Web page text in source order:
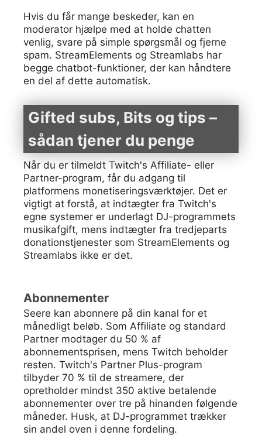
Hvis du får mange beskeder, kan en
moderator hjælpe med at holde chatten
venlig, svare på simple spørgsmål og fjerne
spam. StreamElements og Streamlabs har
begge chatbot-funktioner, der kan håndtere
en del af dette automatisk.
Gifted subs, Bits og tips –
sådan tjener du penge
Når du er tilmeldt Twitch's Affiliate- eller
Partner-program, får du adgang til
platformens monetiseringsværktøjer. Det er
vigtigt at forstå, at indtægter fra Twitch's
egne systemer er underlagt DJ-programmets
musikafgift, mens indtægter fra tredjeparts
donationstjenester som StreamElements og
Streamlabs ikke er det.
Abonnementer
Seere kan abonnere på din kanal for et
månedligt beløb. Som Affiliate og standard
Partner modtager du 50 % af
abonnementsprisen, mens Twitch beholder
resten. Twitch's Partner Plus-program
tilbyder 70 % til de streamere, der
opretholder mindst 350 aktive betalende
abonnementer over tre på hinanden følgende
måneder. Husk, at DJ-programmet trækker
sin andel oven i denne fordeling.